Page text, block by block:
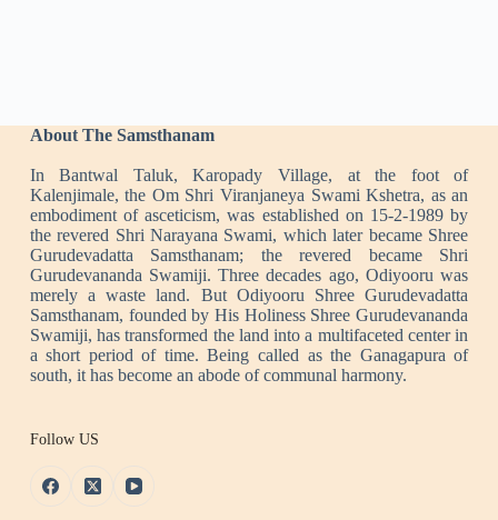
About The Samsthanam
In Bantwal Taluk, Karopady Village, at the foot of
Kalenjimale, the Om Shri Viranjaneya Swami Kshetra, as an
embodiment of asceticism, was established on 15-2-1989 by
the revered Shri Narayana Swami, which later became Shree
Gurudevadatta Samsthanam; the revered became Shri
Gurudevananda Swamiji. Three decades ago, Odiyooru was
merely a waste land. But Odiyooru Shree Gurudevadatta
Samsthanam, founded by His Holiness Shree Gurudevananda
Swamiji, has transformed the land into a multifaceted center in
a short period of time. Being called as the Ganagapura of
south, it has become an abode of communal harmony.
Follow US